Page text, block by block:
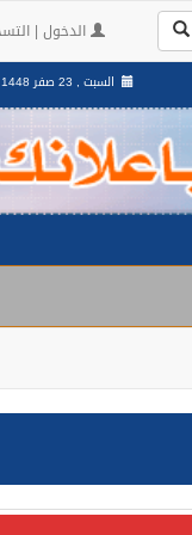
الدخول |
السبت , 23 صفر 1448 هـ ,
الحوثية الإرهابية